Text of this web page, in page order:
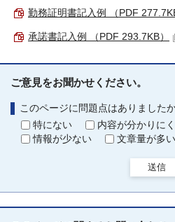
勤務証明書記入例 （PDF
承諾書記入例 （PDF 293.7KB）
ご意見をお聞かせください。
このページに問題点はありました
特にない
内容が分かりに
情報が少ない
文章量が多い
送信